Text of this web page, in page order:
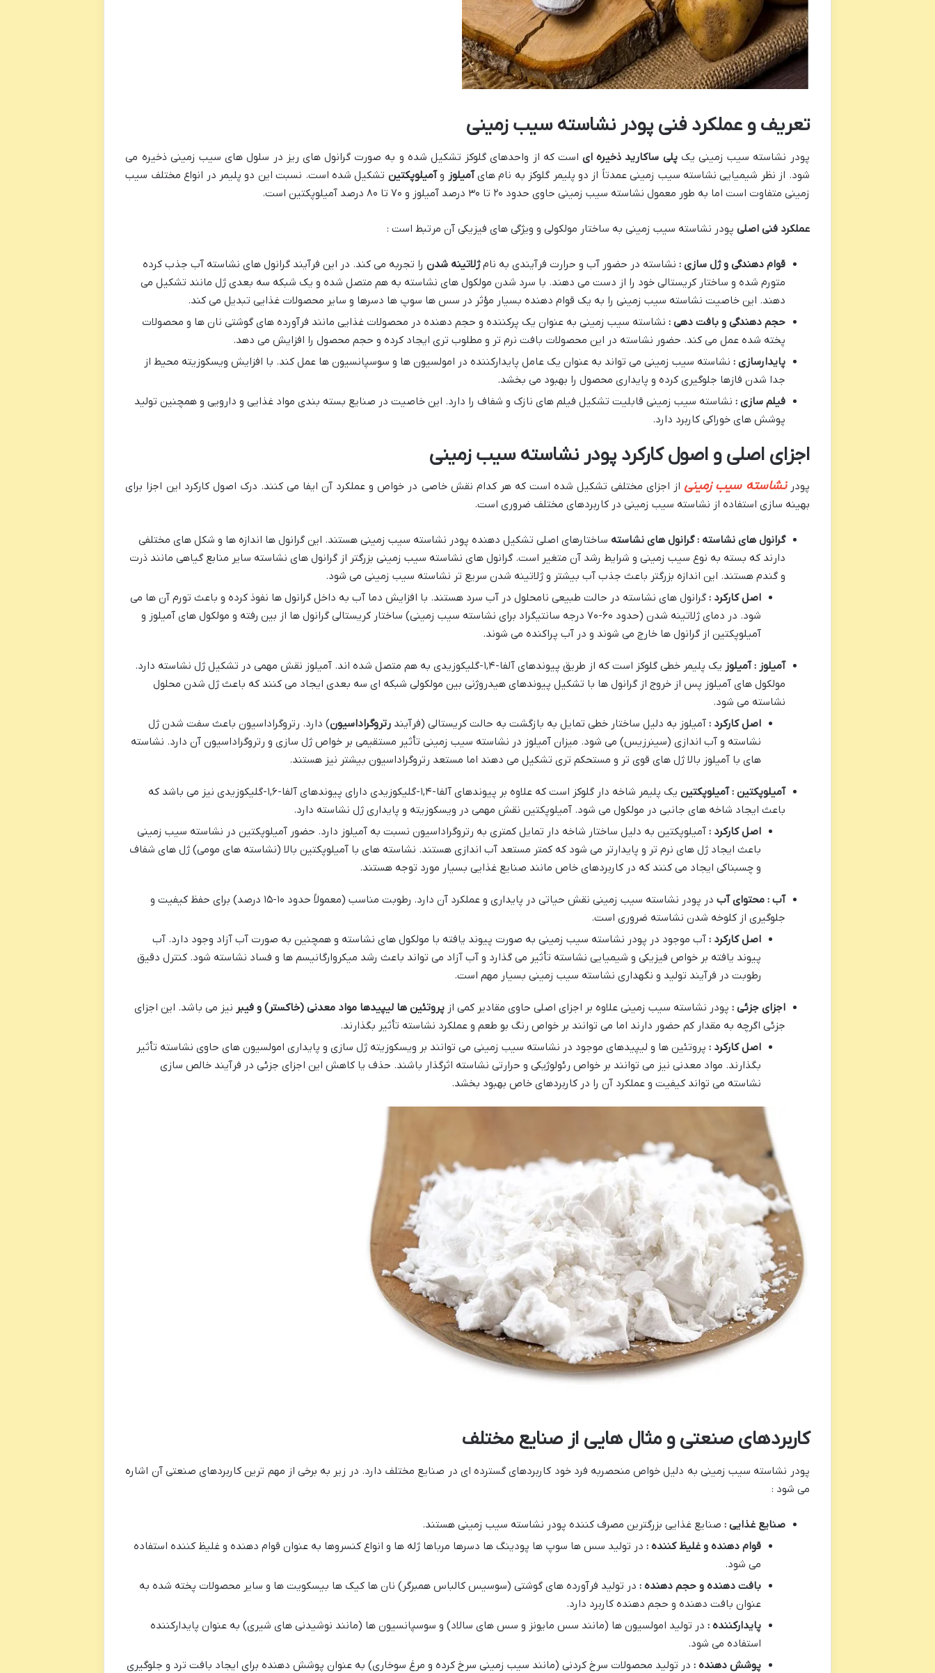
تعریف و عملکرد فنی پودر نشاسته سیب زمینی
پودر نشاسته سیب زمینی یکپلی ساکارید ذخیره ایاست که از واحدهای گلوکز تشکیل شده و به صورت گرانول های ریز در سلول های سیب زمینی ذخیره می
شود. از نظر شیمیایی نشاسته سیب زمینی عمدتاً از دو پلیمر گلوکز به نام هایآمیلوز وآمیلوپکتین تشکیل شده است. نسبت این دو پلیمر در انواع مختلف سیب
زمینی متفاوت است اما به طور معمول نشاسته سیب زمینی حاوی حدود ۲۰ تا ۳۰ درصد آمیلوز و ۷۰ تا ۸۰ درصد آمیلوپکتین است.
عملکرد فنی اصلی پودر نشاسته سیب زمینی به ساختار مولکولی و ویژگی های فیزیکی آن مرتبط است :
قوام دهندگی و ژل سازی : نشاسته در حضور آب و حرارت فرآیندی به نامژلاتینه شدن را تجربه می کند. در این فرآیند گرانول های نشاسته آب جذب کرده
متورم شده و ساختار کریستالی خود را از دست می دهند. با سرد شدن مولکول های نشاسته به هم متصل شده و یک شبکه سه بعدی ژل مانند تشکیل می
دهند. این خاصیت نشاسته سیب زمینی را به یک قوام دهنده بسیار مؤثر در سس ها سوپ ها دسرها و سایر محصولات غذایی تبدیل می کند.
حجم دهندگی و بافت دهی : نشاسته سیب زمینی به عنوان یک پرکننده و حجم دهنده در محصولات غذایی مانند فرآورده های گوشتی نان ها و محصولات
پخته شده عمل می کند. حضور نشاسته در این محصولات بافت نرم تر و مطلوب تری ایجاد کرده و حجم محصول را افزایش می دهد.
پایدارسازی : نشاسته سیب زمینی می تواند به عنوان یک عامل پایدارکننده در امولسیون ها و سوسپانسیون ها عمل کند. با افزایش ویسکوزیته محیط از
جدا شدن فازها جلوگیری کرده و پایداری محصول را بهبود می بخشد.
فیلم سازی : نشاسته سیب زمینی قابلیت تشکیل فیلم های نازک و شفاف را دارد. این خاصیت در صنایع بسته بندی مواد غذایی و دارویی و همچنین تولید
پوشش های خوراکی کاربرد دارد.
اجزای اصلی و اصول کارکرد پودر نشاسته سیب زمینی
پودرنشاسته سیب زمینی از اجزای مختلفی تشکیل شده است که هر کدام نقش خاصی در خواص و عملکرد آن ایفا می کنند. درک اصول کارکرد این اجزا برای
بهینه سازی استفاده از نشاسته سیب زمینی در کاربردهای مختلف ضروری است.
گرانول های نشاسته : گرانول های نشاسته ساختارهای اصلی تشکیل دهنده پودر نشاسته سیب زمینی هستند. این گرانول ها اندازه ها و شکل های مختلفی
دارند که بسته به نوع سیب زمینی و شرایط رشد آن متغیر است. گرانول های نشاسته سیب زمینی بزرگتر از گرانول های نشاسته سایر منابع گیاهی مانند ذرت
و گندم هستند. این اندازه بزرگتر باعث جذب آب بیشتر و ژلاتینه شدن سریع تر نشاسته سیب زمینی می شود.
اصل کارکرد :گرانول های نشاسته در حالت طبیعی نامحلول در آب سرد هستند. با افزایش دما آب به داخل گرانول ها نفوذ کرده و باعث تورم آن ها می
شود. در دمای ژلاتینه شدن (حدود ۶۰-۷۰ درجه سانتیگراد برای نشاسته سیب زمینی) ساختار کریستالی گرانول ها از بین رفته و مولکول های آمیلوز و
آمیلوپکتین از گرانول ها خارج می شوند و در آب پراکنده می شوند.
آمیلوز : آمیلوز
یک پلیمر خطی گلوکز است که از طریق پیوندهای آلفا-۱,۴-گلیکوزیدی به هم متصل شده اند. آمیلوز نقش مهمی در تشکیل ژل نشاسته دارد.
مولکول های آمیلوز پس از خروج از گرانول ها با تشکیل پیوندهای هیدروژنی بین مولکولی شبکه ای سه بعدی ایجاد می کنند که باعث ژل شدن محلول
نشاسته می شود.
اصل کارکرد :آمیلوز به دلیل ساختار خطی تمایل به بازگشت به حالت کریستالی (فرآیندرتروگراداسیون) دارد. رتروگراداسیون باعث سفت شدن ژل
نشاسته و آب اندازی (سینرزیس) می شود. میزان آمیلوز در نشاسته سیب زمینی تأثیر مستقیمی بر خواص ژل سازی و رتروگراداسیون آن دارد. نشاسته
های با آمیلوز بالا ژل های قوی تر و مستحکم تری تشکیل می دهند اما مستعد رتروگراداسیون بیشتر نیز هستند.
آمیلوپکتین : آمیلوپکتین
یک پلیمر شاخه دار گلوکز است که علاوه بر پیوندهای آلفا-۱,۴-گلیکوزیدی دارای پیوندهای آلفا-۱,۶-گلیکوزیدی نیز می باشد که
باعث ایجاد شاخه های جانبی در مولکول می شود. آمیلوپکتین نقش مهمی در ویسکوزیته و پایداری ژل نشاسته دارد.
اصل کارکرد :آمیلوپکتین به دلیل ساختار شاخه دار تمایل کمتری به رتروگراداسیون نسبت به آمیلوز دارد. حضور آمیلوپکتین در نشاسته سیب زمینی
باعث ایجاد ژل های نرم تر و پایدارتر می شود که کمتر مستعد آب اندازی هستند. نشاسته های با آمیلوپکتین بالا (نشاسته های مومی) ژل های شفاف
و چسبناکی ایجاد می کنند که در کاربردهای خاص مانند صنایع غذایی بسیار مورد توجه هستند.
آب : محتوای آب
در پودر نشاسته سیب زمینی نقش حیاتی در پایداری و عملکرد آن دارد. رطوبت مناسب (معمولاً حدود ۱۰-۱۵ درصد) برای حفظ کیفیت و
جلوگیری از کلوخه شدن نشاسته ضروری است.
اصل کارکرد :آب موجود در پودر نشاسته سیب زمینی به صورت پیوند یافته با مولکول های نشاسته و همچنین به صورت آب آزاد وجود دارد. آب
پیوند یافته بر خواص فیزیکی و شیمیایی نشاسته تأثیر می گذارد و آب آزاد می تواند باعث رشد میکروارگانیسم ها و فساد نشاسته شود. کنترل دقیق
رطوبت در فرآیند تولید و نگهداری نشاسته سیب زمینی بسیار مهم است.
اجزای جزئی : پودر نشاسته سیب زمینی علاوه بر اجزای اصلی حاوی مقادیر کمی ازپروتئین ها لیپیدها مواد معدنی (خاکستر) و فیبر نیز می باشد. این اجزای
جزئی اگرچه به مقدار کم حضور دارند اما می توانند بر خواص رنگ بو طعم و عملکرد نشاسته تأثیر بگذارند.
اصل کارکرد : پروتئین ها و لیپیدهای موجود در نشاسته سیب زمینی می توانند بر ویسکوزیته ژل سازی و پایداری امولسیون های حاوی نشاسته تأثیر
بگذارند. مواد معدنی نیز می توانند بر خواص رئولوژیکی و حرارتی نشاسته اثرگذار باشند. حذف یا کاهش این اجزای جزئی در فرآیند خالص سازی
نشاسته می تواند کیفیت و عملکرد آن را در کاربردهای خاص بهبود بخشد.
کاربردهای صنعتی و مثال هایی از صنایع مختلف
پودر نشاسته سیب زمینی به دلیل خواص منحصربه فرد خود کاربردهای گسترده ای در صنایع مختلف دارد. در زیر به برخی از مهم ترین کاربردهای صنعتی آن اشاره
می شود :
صنایع غذایی : صنایع غذایی بزرگترین مصرف کننده پودر نشاسته سیب زمینی هستند.
قوام دهنده و غلیظ کننده : در تولید سس ها سوپ ها پودینگ ها دسرها مرباها ژله ها و انواع کنسروها به عنوان قوام دهنده و غلیظ کننده استفاده
می شود.
بافت دهنده و حجم دهنده : در تولید فرآورده های گوشتی (سوسیس کالباس همبرگر) نان ها کیک ها بیسکویت ها و سایر محصولات پخته شده به
عنوان بافت دهنده و حجم دهنده کاربرد دارد.
پایدارکننده : در تولید امولسیون ها (مانند سس مایونز و سس های سالاد) و سوسپانسیون ها (مانند نوشیدنی های شیری) به عنوان پایدارکننده
استفاده می شود.
پوشش دهنده : در تولید محصولات سرخ کردنی (مانند سیب زمینی سرخ کرده و مرغ سوخاری) به عنوان پوشش دهنده برای ایجاد بافت ترد و جلوگیری